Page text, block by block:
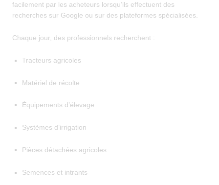
facilement par les acheteurs lorsqu’ils effectuent des
recherches sur Google ou sur des plateformes spécialisées.
Chaque jour, des professionnels recherchent :
Tracteurs agricoles
Matériel de récolte
Équipements d’élevage
Systèmes d’irrigation
Pièces détachées agricoles
Semences et intrants